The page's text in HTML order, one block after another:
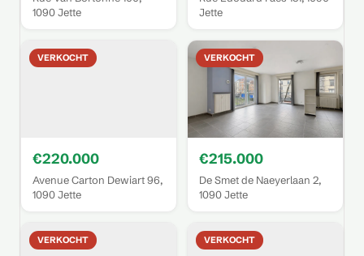
1090 Jette
Jette
VERKOCHT
€220.000
Avenue Carton Dewiart 96,
1090 Jette
VERKOCHT
€215.000
De Smet de Naeyerlaan 2,
1090 Jette
VERKOCHT VERKOCHT